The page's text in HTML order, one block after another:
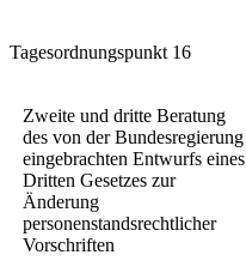
Tagesordnungspunkt 16
Zweite und dritte Beratung
des von der Bundesregierung
eingebrachten Entwurfs eines
Dritten Gesetzes zur
Änderung
personenstandsrechtlicher
Vorschriften